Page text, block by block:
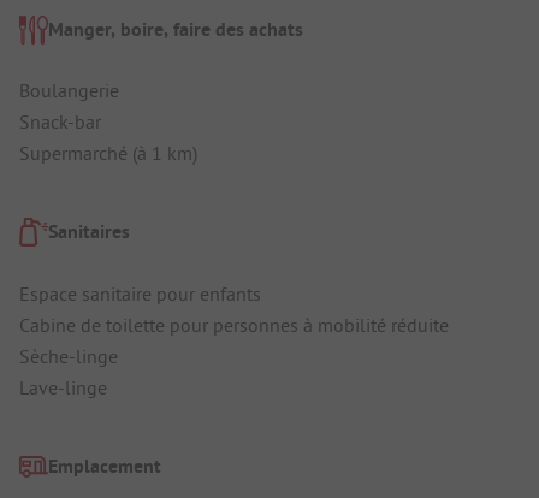
Manger, boire, faire des achats
Boulangerie
Snack-bar
Supermarché (à 1 km)
Sanitaires
Espace sanitaire pour enfants
Cabine de toilette pour personnes à mobilité réduite
Sèche-linge
Lave-linge
Emplacement